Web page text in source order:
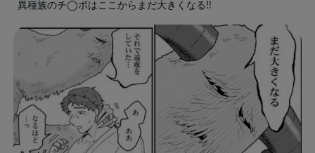
異種族のチ◯ポはここからまだ大きくなる!!